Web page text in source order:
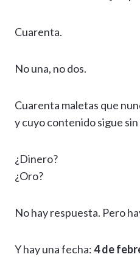
Cuarenta.
No una, no dos.
Cuarenta maletas que
y cuyo contenido sigue
¿Dinero?
¿Oro?
No hay respuesta. Pero
Y hay una fecha:4 de